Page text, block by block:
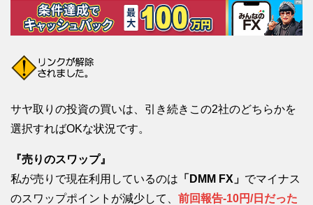
サヤ取りの投資の買いは、引き続きこの2社のどちらかを
選択すればOKな状況です。
『売りのスワップ』
私が売りで現在利用しているのは 「DMM FX」 でマイナス
のスワップポイントが減少して、 前回報告-10円/日だった